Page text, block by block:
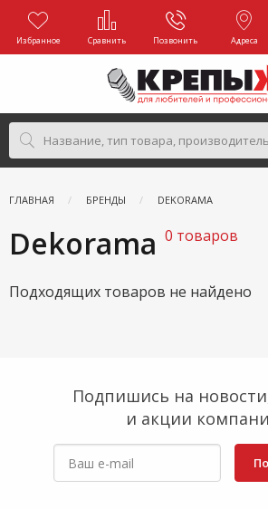
Избранное Сравнить Позвонить Адреса
ГЛАВНАЯ БРЕНДЫ DEKORAMA
Dekorama 0 товаров
Подходящих товаров не найдено
Подпишись на
и акции